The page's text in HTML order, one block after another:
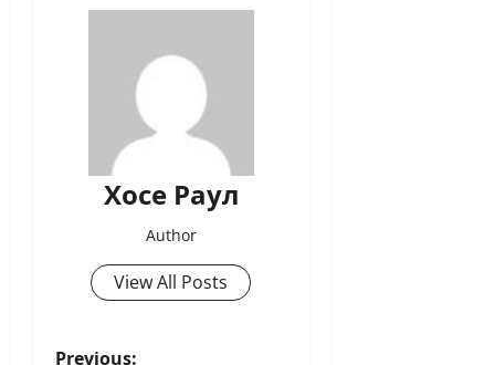
Хосе Раул
Author
View All Posts
Previous: